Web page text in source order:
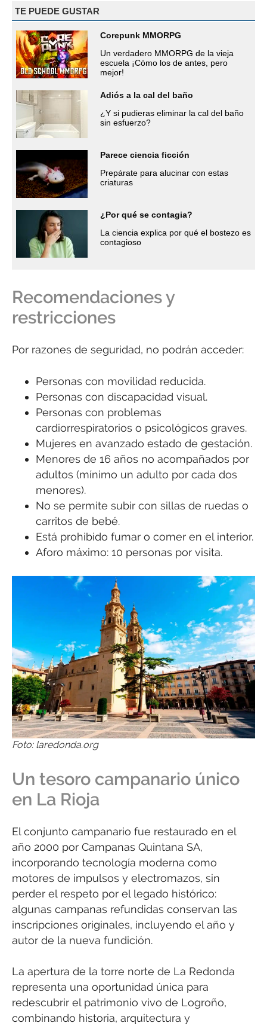
TE PUEDE GUSTAR
Corepunk MMORPG
Un verdadero MMORPG de la vieja
escuela ¡Cómo los de antes, pero
mejor!
Adiós a la cal del baño
¿Y si pudieras eliminar la cal del baño
sin esfuerzo?
Parece ciencia ficción
Prepárate para alucinar con estas
criaturas
¿Por qué se contagia?
La ciencia explica por qué el bostezo es
contagioso
Recomendaciones y
restricciones
Por razones de seguridad, no podrán acceder:
Personas con movilidad reducida.
Personas con discapacidad visual.
Personas con problemas
cardiorrespiratorios o psicológicos graves.
Mujeres en avanzado estado de gestación.
Menores de 16 años no acompañados por
adultos (mínimo un adulto por cada dos
menores).
No se permite subir con sillas de ruedas o
carritos de bebé.
Está prohibido fumar o comer en el interior.
Aforo máximo: 10 personas por visita.
Foto: laredonda.org
Un tesoro campanario único
en La Rioja
El conjunto campanario fue restaurado en el
año 2000 por Campanas Quintana SA,
incorporando tecnología moderna como
motores de impulsos y electromazos, sin
perder el respeto por el legado histórico:
algunas campanas refundidas conservan las
inscripciones originales, incluyendo el año y
autor de la nueva fundición.
La apertura de la torre norte de La Redonda
representa una oportunidad única para
redescubrir el patrimonio vivo de Logroño,
combinando historia, arquitectura y